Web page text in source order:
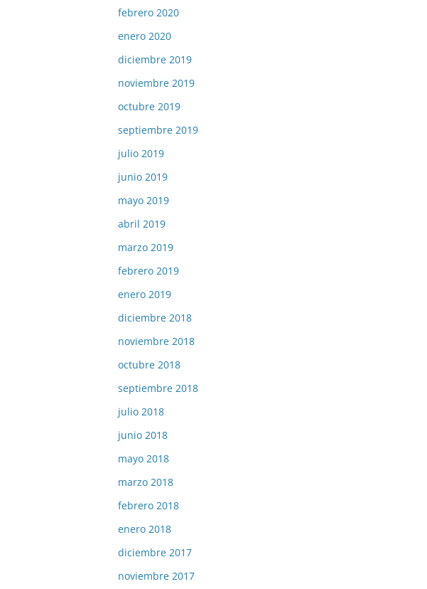
febrero 2020
enero 2020
diciembre 2019
noviembre 2019
octubre 2019
septiembre 2019
julio 2019
junio 2019
mayo 2019
abril 2019
marzo 2019
febrero 2019
enero 2019
diciembre 2018
noviembre 2018
octubre 2018
septiembre 2018
julio 2018
junio 2018
mayo 2018
marzo 2018
febrero 2018
enero 2018
diciembre 2017
noviembre 2017